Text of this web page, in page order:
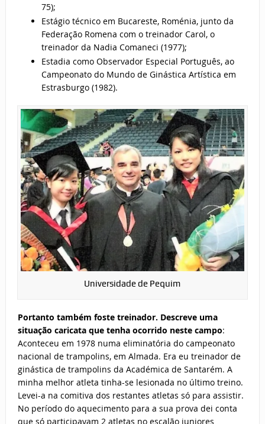
75);
Estágio técnico em Bucareste, Roménia, junto da
Federação Romena com o treinador Carol, o
treinador da Nadia Comaneci (1977);
Estadia como Observador Especial Português, ao
Campeonato do Mundo de Ginástica Artística em
Estrasburgo (1982).
Universidade de Pequim
Portanto também foste treinador. Descreve uma
situação caricata que tenha ocorrido neste campo:
Aconteceu em 1978 numa eliminatória do campeonato
nacional de trampolins, em Almada. Era eu treinador de
ginástica de trampolins da Académica de Santarém. A
minha melhor atleta tinha-se lesionada no último treino.
Levei-a na comitiva dos restantes atletas só para assistir.
No período do aquecimento para a sua prova dei conta
que só participavam 2 atletas no escalão juniores